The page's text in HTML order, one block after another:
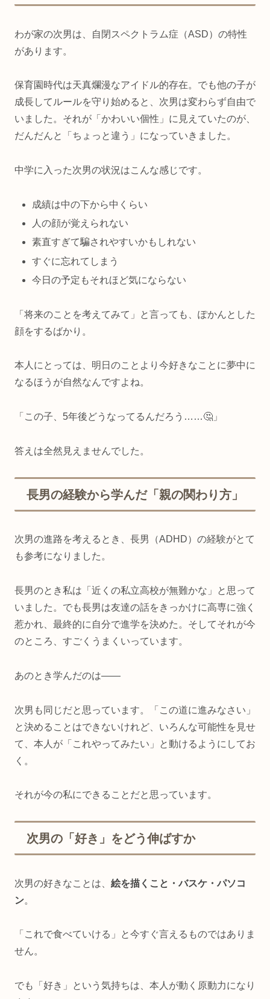
わが家の次男は、自閉スペクトラム症（ASD）の特性
があります。
保育園時代は天真爛漫なアイドル的存在。でも他の子が
成長してルールを守り始めると、次男は変わらず自由で
いました。それが「かわいい個性」に見えていたのが、
だんだんと「ちょっと違う」になっていきました。
中学に入った次男の状況はこんな感じです。
成績は中の下から中くらい
人の顔が覚えられない
素直すぎて騙されやすいかもしれない
すぐに忘れてしまう
今日の予定もそれほど気にならない
「将来のことを考えてみて」と言っても、ぽかんとした
顔をするばかり。
本人にとっては、明日のことより今好きなことに夢中に
なるほうが自然なんですよね。
「この子、5年後どうなってるんだろう……🤔」
答えは全然見えませんでした。
長男の経験から学んだ「親の関わり方」
次男の進路を考えるとき、長男（ADHD）の経験がとて
も参考になりました。
長男のとき私は「近くの私立高校が無難かな」と思って
いました。でも長男は友達の話をきっかけに高専に強く
惹かれ、最終的に自分で進学を決めた。そしてそれが今
のところ、すごくうまくいっています。
あのとき学んだのは——
次男も同じだと思っています。「この道に進みなさい」
と決めることはできないけれど、いろんな可能性を見せ
て、本人が「これやってみたい」と動けるようにしてお
く。
それが今の私にできることだと思っています。
次男の「好き」をどう伸ばすか
次男の好きなことは、 絵を描くこと・バスケ・パソコ
ン。
「これで食べていける」と今すぐ言えるものではありま
せん。
でも「好き」という気持ちは、本人が動く原動力になり